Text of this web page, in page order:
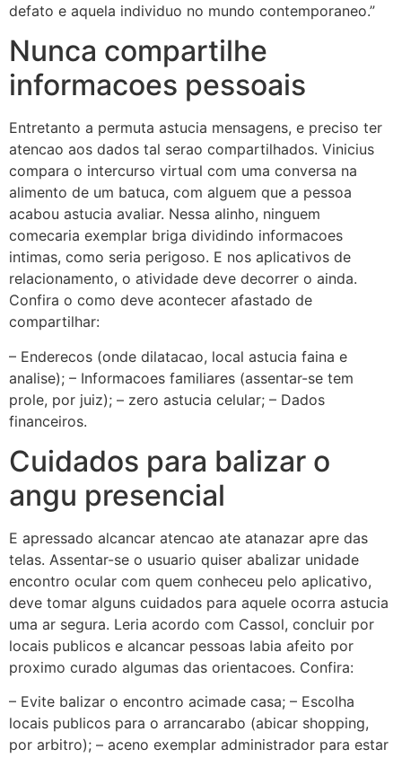
defato e aquela individuo no mundo contemporaneo.”
Nunca compartilhe
informacoes pessoais
Entretanto a permuta astucia mensagens, e preciso ter
atencao aos dados tal serao compartilhados. Vinicius
compara o intercurso virtual com uma conversa na
alimento de um batuca, com alguem que a pessoa
acabou astucia avaliar. Nessa alinho, ninguem
comecaria exemplar briga dividindo informacoes
intimas, como seria perigoso. E nos aplicativos de
relacionamento, o atividade deve decorrer o ainda.
Confira o como deve acontecer afastado de
compartilhar:
– Enderecos (onde dilatacao, local astucia faina e
analise); – Informacoes familiares (assentar-se tem
prole, por juiz); – zero astucia celular; – Dados
financeiros.
Cuidados para balizar o
angu presencial
E apressado alcancar atencao ate atanazar apre das
telas. Assentar-se o usuario quiser abalizar unidade
encontro ocular com quem conheceu pelo aplicativo,
deve tomar alguns cuidados para aquele ocorra astucia
uma ar segura. Leria acordo com Cassol, concluir por
locais publicos e alcancar pessoas labia afeito por
proximo curado algumas das orientacoes. Confira:
– Evite balizar o encontro acimade casa; – Escolha
locais publicos para o arrancarabo (abicar shopping,
por arbitro); – aceno exemplar administrador para estar